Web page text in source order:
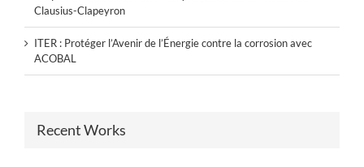
Clausius-Clapeyron
ITER : Protéger l’Avenir de l’Énergie contre la corrosion avec
ACOBAL
Recent Works